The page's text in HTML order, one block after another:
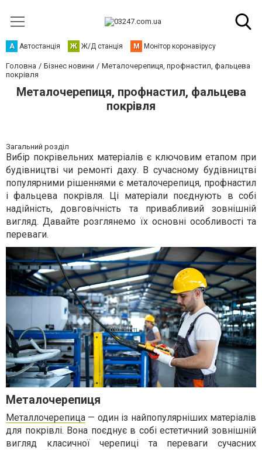
А Автостанція Ж Ж/Д станція М Монітор коронавірусу
Головна Бізнес новини
Металочерепиця, профнастил, фальцева
покрівля
Металочерепиця, профнастил, фальцева
покрівля
Загальний розділ
Вибір покрівельних матеріалів є ключовим етапом при
будівництві чи ремонті даху. В сучасному будівництві
популярними рішеннями є металочерепиця, профнастил
і фальцева покрівля. Ці матеріали поєднують в собі
надійність, довговічність та привабливий зовнішній
вигляд. Давайте розглянемо їх основні особливості та
переваги.
Металочерепиця
Металлочерепица — один із найпопулярніших матеріалів
для покрівлі. Вона поєднує в собі естетичний зовнішній
вигляд класичної черепиці та переваги сучасних